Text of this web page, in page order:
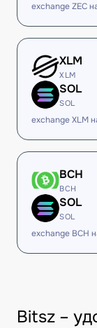
exchange ZEC
XLM
XLM
SOL
SOL
exchange XLM
BCH
BCH
SOL
SOL
exchange BCH
Bitsz –